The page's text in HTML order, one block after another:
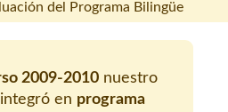
del Programa Bilingüe
2009-2010 nuestro
en programa